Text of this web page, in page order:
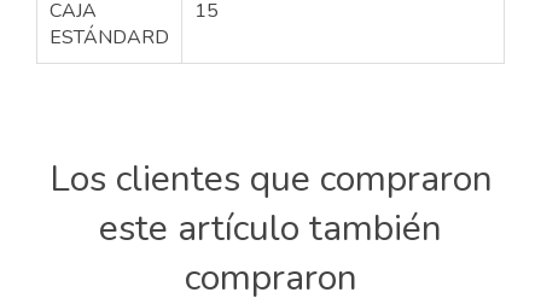
CAJA
ESTÁNDARD
15
Los clientes que compraron
este artículo también
compraron